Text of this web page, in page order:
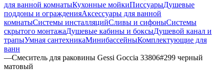
для ванной комнатыКухонные мойкиПиссуарыДушевые
поддоны и огражденияАксессуары для ванной
комнатыСистемы инсталляцийСливы и сифоныСистемы
скрытого монтажаДушевые кабины и боксыДушевой канал и
трапыУмная сантехникаМинибассейныКомплектующие для
ванн
—Смеситель для раковины Gessi Goccia 33806#299 черный
матовый